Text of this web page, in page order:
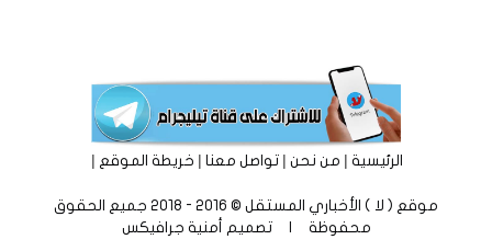
الرئيسية|من نحن|تواصل معنا|خريطة الموقع |
موقع ( لا ) الأخباري المستقل © 2016 - 2018 جميع الحقوق
محفوظة | تصميم أمنية جرافيكس